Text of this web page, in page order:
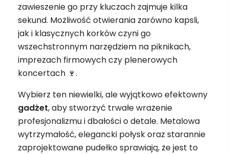
zawieszenie go przy kluczach zajmuje kilka
sekund. Możliwość otwierania zarówno kapsli,
jak i klasycznych korków czyni go
wszechstronnym narzędziem na piknikach,
imprezach firmowych czy plenerowych
koncertach 🍷.
Wybierz ten niewielki, ale wyjątkowo efektowny
gadżet, aby stworzyć trwałe wrażenie
profesjonalizmu i dbałości o detale. Metalowa
wytrzymałość, elegancki połysk oraz starannie
zaprojektowane pudełko sprawiają, że jest to